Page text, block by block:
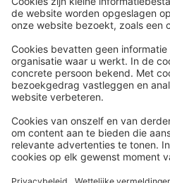
Nieuws
Whitepapers
Webinars
Word lid
Contact
Volg Ons